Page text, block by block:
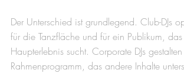
Der Unterschied ist grundlegend. Club-DJs
für die Tanzfläche und für ein Publikum,
Haupterlebnis sucht. Corporate DJs
Rahmenprogramm, das andere Inhalte